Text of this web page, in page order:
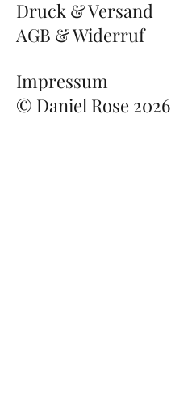
Druck & Versand
AGB & Widerruf
Impressum
© Daniel Rose 2026